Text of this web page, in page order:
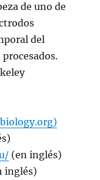
de uno de
del
(en inglés)
inglés)